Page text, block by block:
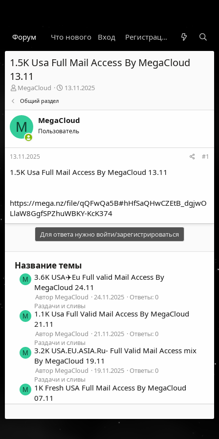
Форум Что нового Гарант Новости
Вход Регистрация
1.5K Usa Full Mail Access By MegaCloud
13.11
А
о
р
т
е
м
ы
MegaCloud
Д
н
а
а
13.11.2025
Общий раздел
M MegaCloud
Пользователь
13.11.2025 #1
1.5K Usa Full Mail Access By MegaCloud 13.11
https://mega.nz/file/qQFwQa5B#hHfSaQHwCZEtB_dgjwO
LlaW8GgfSPZhuWBKY-KcK374
Для ответа нужно войти/зарегистрироваться
Название темы
M
3.6K USA✈️Eu Full valid Mail Access By
MegaCloud 24.11
Автор MegaCloud 24.11.2025
Ответы: 0
Раздачи и сливы
M
1.1K Usa Full Valid Mail Access By MegaCloud
21.11
Автор MegaCloud 21.11.2025
Ответы: 0
Раздачи и сливы
M
3.2K USA.EU.ASIA.Ru- Full Valid Mail Access mix
By MegaCloud 19.11
Автор MegaCloud 19.11.2025
Ответы: 0
Раздачи и сливы
M
1K Fresh USA Full Mail Access By MegaCloud
07.11
1K Usa Full Mail Access By MegaCloud 04.11